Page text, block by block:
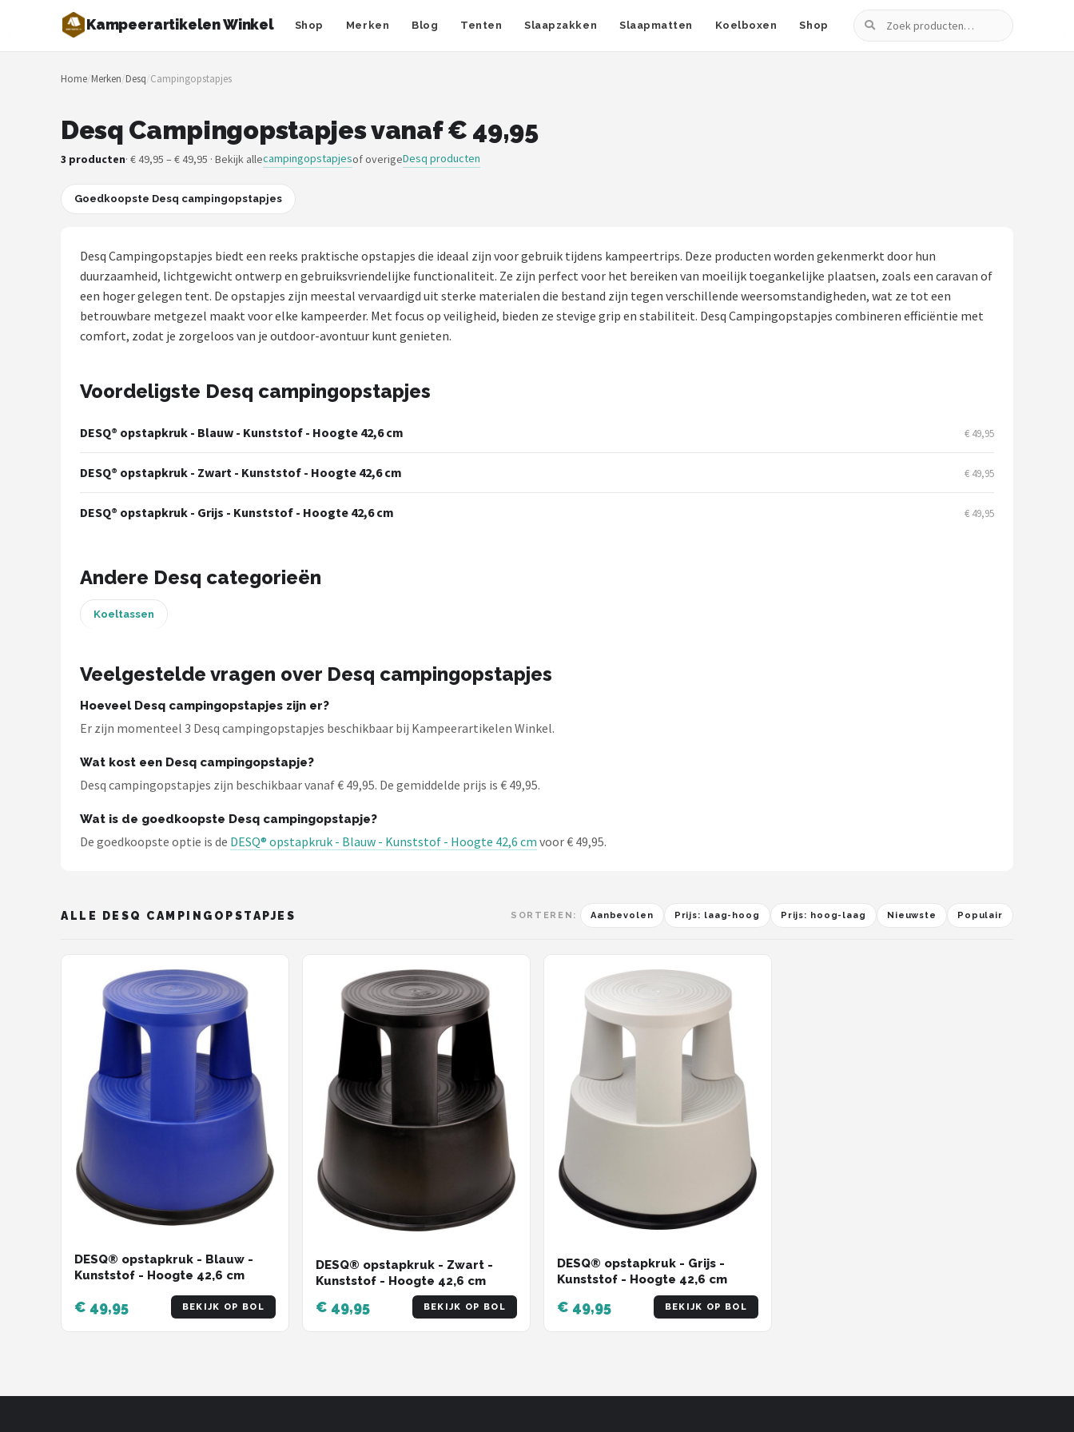
Kampeerartikelen Winkel Shop Merken Blog Tenten Slaapzakken Slaapmatten Koelboxen Shop
Zoeken
Zoeken
NAVIGATIE
Merken
Slaapzakken
Slaapmatten
LifeGoods
Campingaz
Alle merken →
Home/Merken/Desq/Campingopstapjes
Desq Campingopstapjes vanaf € 49,95
3 producten· € 49,95 – € 49,95 · Bekijk allecampingopstapjesof overigeDesq producten
Goedkoopste Desq campingopstapjes
Desq Campingopstapjes biedt een reeks praktische opstapjes die ideaal zijn voor gebruik tijdens kampeertrips. Deze producten worden gekenmerkt door hun
duurzaamheid, lichtgewicht ontwerp en gebruiksvriendelijke functionaliteit. Ze zijn perfect voor het bereiken van moeilijk toegankelijke plaatsen, zoals een caravan of
een hoger gelegen tent. De opstapjes zijn meestal vervaardigd uit sterke materialen die bestand zijn tegen verschillende weersomstandigheden, wat ze tot een
betrouwbare metgezel maakt voor elke kampeerder. Met focus op veiligheid, bieden ze stevige grip en stabiliteit. Desq Campingopstapjes combineren efficiëntie met
comfort, zodat je zorgeloos van je outdoor-avontuur kunt genieten.
Voordeligste Desq campingopstapjes
DESQ® opstapkruk - Blauw - Kunststof - Hoogte 42,6 cm € 49,95
DESQ® opstapkruk - Zwart - Kunststof - Hoogte 42,6 cm € 49,95
DESQ® opstapkruk - Grijs - Kunststof - Hoogte 42,6 cm € 49,95
Andere Desq categorieën
Koeltassen
Veelgestelde vragen over Desq campingopstapjes
Hoeveel Desq campingopstapjes zijn er?
Er zijn momenteel 3 Desq campingopstapjes beschikbaar bij Kampeerartikelen Winkel.
Wat kost een Desq campingopstapje?
Desq campingopstapjes zijn beschikbaar vanaf € 49,95. De gemiddelde prijs is € 49,95.
Wat is de goedkoopste Desq campingopstapje?
De goedkoopste optie is de DESQ® opstapkruk - Blauw - Kunststof - Hoogte 42,6 cm voor € 49,95.
ALLE DESQ CAMPINGOPSTAPJES SORTEREN: Aanbevolen Prijs: laag-hoog Prijs: hoog-laag Nieuwste Populair
DESQ® opstapkruk - Blauw -
Kunststof - Hoogte 42,6 cm
€ 49,95 BEKIJK OP BOL
DESQ® opstapkruk - Zwart -
Kunststof - Hoogte 42,6 cm
€ 49,95 BEKIJK OP BOL
DESQ® opstapkruk - Grijs -
Kunststof - Hoogte 42,6 cm
€ 49,95 BEKIJK OP BOL